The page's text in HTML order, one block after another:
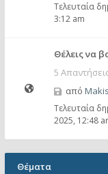
Τελευταία
3:12 am
Θέλεις να
5
από
Τελευταία
2025, 12:48
Θέματα